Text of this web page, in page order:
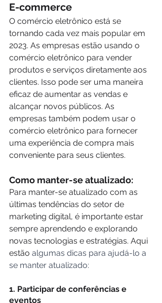
E-commerce
O comércio eletrônico está se
tornando cada vez mais popular em
2023. As empresas estão usando o
comércio eletrônico para vender
produtos e serviços diretamente aos
clientes. Isso pode ser uma maneira
eficaz de aumentar as vendas e
alcançar novos públicos. As
empresas também podem usar o
comércio eletrônico para fornecer
uma experiência de compra mais
conveniente para seus clientes.
Como manter-se atualizado:
Para manter-se atualizado com as
últimas tendências do setor de
marketing digital, é importante estar
sempre aprendendo e explorando
novas tecnologias e estratégias. Aqui
estão algumas dicas para ajudá-lo a
se manter atualizado:
1. Participar de conferências e
eventos